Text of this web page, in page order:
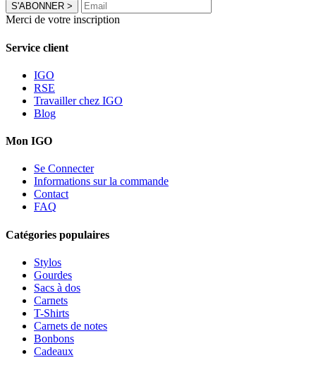
S'ABONNER >
Merci de votre inscription
Service client
IGO
RSE
Travailler chez IGO
Blog
Mon IGO
Se Connecter
Informations sur la commande
Contact
FAQ
Catégories populaires
Stylos
Gourdes
Sacs à dos
Carnets
T-Shirts
Carnets de notes
Bonbons
Cadeaux